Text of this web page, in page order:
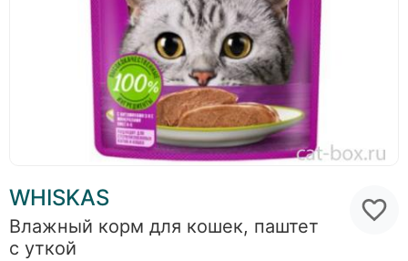
WHISKAS
Влажный корм для кошек, паштет
с уткой